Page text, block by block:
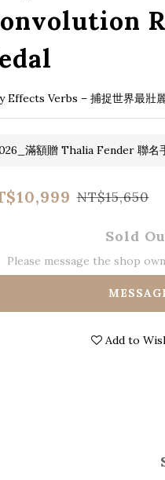
Effects Verbs – 捕捉世界最壯
滿額贈 Thalia Fender 聯
NT$15,650
Sold
Please message the shop
Add to